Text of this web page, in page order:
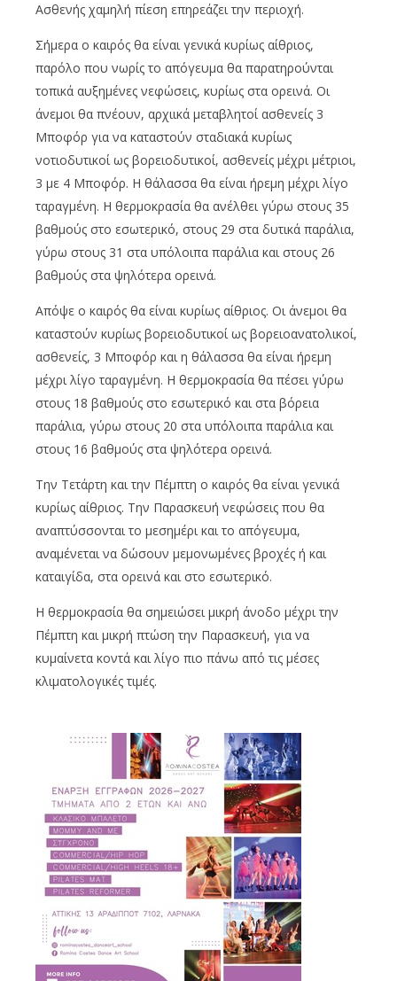
Ασθενής χαμηλή πίεση επηρεάζει την περιοχή.
Σήμερα ο καιρός θα είναι γενικά κυρίως αίθριος,
παρόλο που νωρίς το απόγευμα θα παρατηρούνται
τοπικά αυξημένες νεφώσεις, κυρίως στα ορεινά. Οι
άνεμοι θα πνέουν, αρχιικά μεταβλητοί ασθενείς 3
Μποφόρ για να καταστούν σταδιακά κυρίως
νοτιοδυτικοί ως βορειοδυτικοί, ασθενείς μέχρι μέτριοι,
3 με 4 Μποφόρ. Η θάλασσα θα είναι ήρεμη μέχρι λίγο
ταραγμένη. Η θερμοκρασία θα ανέλθει γύρω στους 35
βαθμούς στο εσωτερικό, στους 29 στα δυτικά παράλια,
γύρω στους 31 στα υπόλοιπα παράλια και στους 26
βαθμούς στα ψηλότερα ορεινά.
Απόψε ο καιρός θα είναι κυρίως αίθριος. Οι άνεμοι θα
καταστούν κυρίως βορειοδυτικοί ως βορειοανατολικοί,
ασθενείς, 3 Μποφόρ και η θάλασσα θα είναι ήρεμη
μέχρι λίγο ταραγμένη. Η θερμοκρασία θα πέσει γύρω
στους 18 βαθμούς στο εσωτερικό και στα βόρεια
παράλια, γύρω στους 20 στα υπόλοιπα παράλια και
στους 16 βαθμούς στα ψηλότερα ορεινά.
Την Τετάρτη και την Πέμπτη ο καιρός θα είναι γενικά
κυρίως αίθριος. Την Παρασκευή νεφώσεις που θα
αναπτύσσονται το μεσημέρι και το απόγευμα,
αναμένεται να δώσουν μεμονωμένες βροχές ή και
καταιγίδα, στα ορεινά και στο εσωτερικό.
Η θερμοκρασία θα σημειώσει μικρή άνοδο μέχρι την
Πέμπτη και μικρή πτώση την Παρασκευή, για να
κυμαίνετα κοντά και λίγο πιο πάνω από τις μέσες
κλιματολογικές τιμές.